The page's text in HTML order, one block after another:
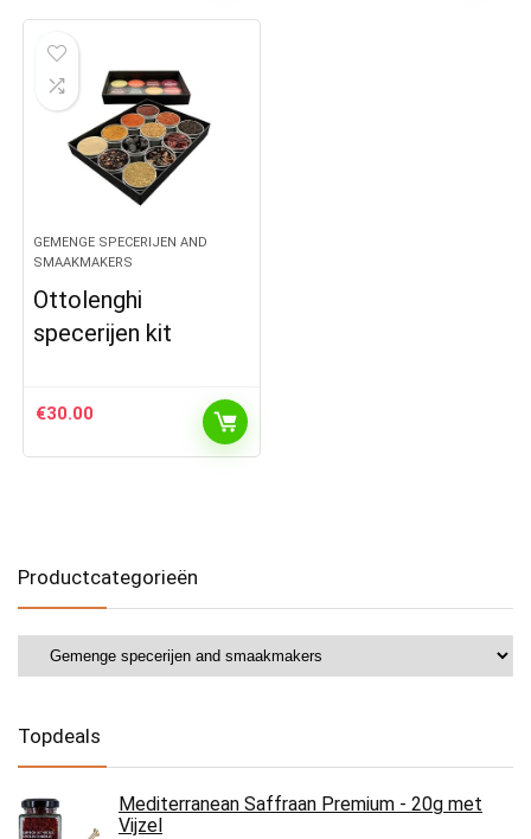
GEMENGE SPECERIJEN AND
SMAAKMAKERS
Ottolenghi
specerijen kit
€30.00
Productcategorieën
Topdeals
Mediterranean Saffraan Premium - 20g met
Vijzel